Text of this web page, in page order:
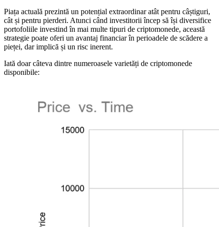
Piața actuală prezintă un potențial extraordinar atât pentru câștiguri,
cât și pentru pierderi. Atunci când investitorii încep să își diversifice
portofoliile investind în mai multe tipuri de criptomonede, această
strategie poate oferi un avantaj financiar în perioadele de scădere a
pieței, dar implică și un risc inerent.
Iată doar câteva dintre numeroasele varietăți de criptomonede
disponibile: